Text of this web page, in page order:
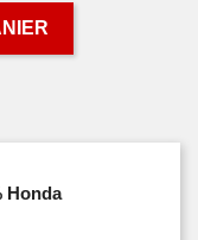
Honda